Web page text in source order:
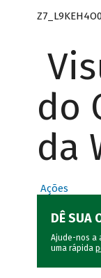
do
da
Ações
DÊ SUA
Ajude-nos a
uma rápida